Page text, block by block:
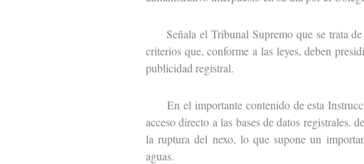
Señala el Tribunal Supremo que se trata de
criterios que, conforme a las leyes, deben
publicidad registral.
En el importante contenido de esta
acceso directo a las bases de datos registrales.
la ruptura del nexo, lo que supone un
aguas.